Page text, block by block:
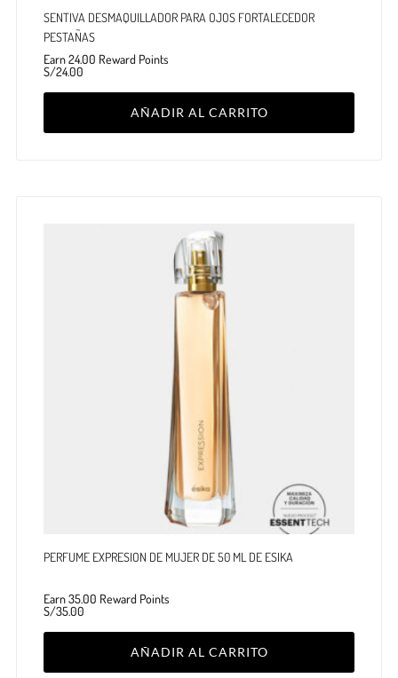
SENTIVA DESMAQUILLADOR PARA OJOS FORTALECEDOR
PESTAÑAS
Earn 24.00 Reward Points
S/24.00
AÑADIR AL CARRITO
PERFUME EXPRESION DE MUJER DE 50 ML DE ESIKA
Earn 35.00 Reward Points
S/35.00
AÑADIR AL CARRITO